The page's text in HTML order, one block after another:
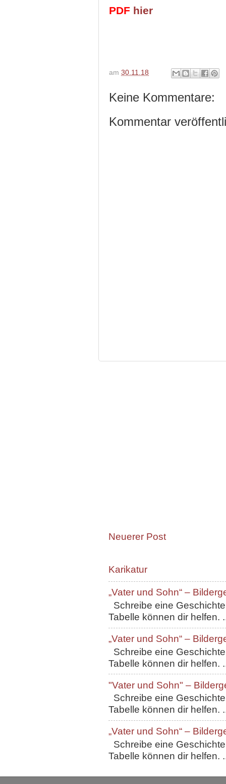
PDF hier
am 30.11.18
Keine Kommentare:
Kommentar
Neuerer Post
Karikatur
„Vater und Sohn“ –
Schreibe eine
Tabelle können dir helfen.
„Vater und Sohn“ –
Schreibe eine
Tabelle können dir helfen.
"Vater und Sohn" –
Schreibe eine
Tabelle können dir helfen.
„Vater und Sohn“ –
Schreibe eine
Tabelle können dir helfen.